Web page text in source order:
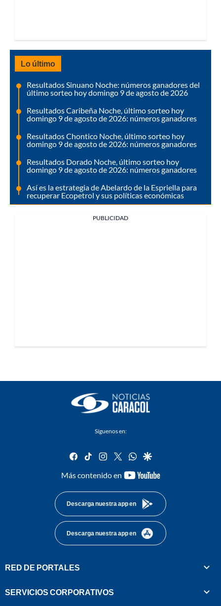
Lo último
Resultados Sinuano Noche: números ganadores del
último sorteo hoy domingo 9 de agosto de 2026
Resultados Caribeña Noche, último sorteo hoy
domingo 9 de agosto de 2026: números ganadores
Resultados Chontico Noche, último sorteo hoy
domingo 9 de agosto de 2026: números ganadores
Resultados Dorado Noche, último sorteo hoy
domingo 9 de agosto de 2026: números ganadores
Así es la estrategia de Abelardo de la Espriella para
recuperar Ecopetrol y sus políticas económicas
PUBLICIDAD
Síguenos en:
facebook
tiktok instagram
twitterwhatsapp
google
Más contenido en
youtube-
Descarga nuestra app en
Descarga nuestra app en
RED DE PORTALES
SERVICIOS CORPORATIVOS